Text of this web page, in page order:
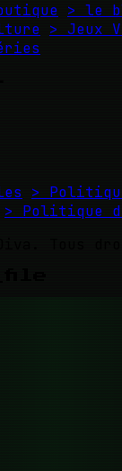
> le
> Jeux
>
> Politique